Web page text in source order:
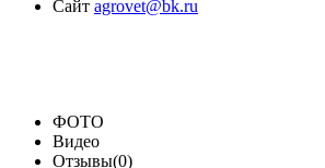
Сайт agrovet@bk.ru
ФОТО
Видео
Отзывы(0)